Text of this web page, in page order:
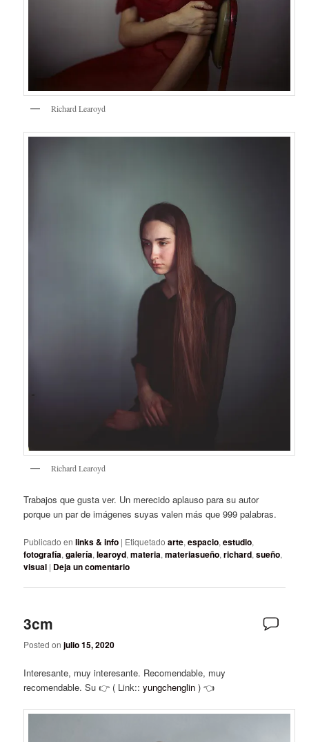
Richard Learoyd
Richard Learoyd
Trabajos que gusta ver. Un merecido aplauso para su autor
porque un par de imágenes suyas valen más que 999 palabras.
Publicado en links & info | Etiquetado arte,espacio,estudio,
fotografía,galería,learoyd,materia,materiasueño,richard,sueño,
visual | Deja un comentario
3cm
Posted onjulio 15, 2020
Interesante, muy interesante. Recomendable, muy
recomendable. Su 👉 ( Link::yungchenglin ) 👈